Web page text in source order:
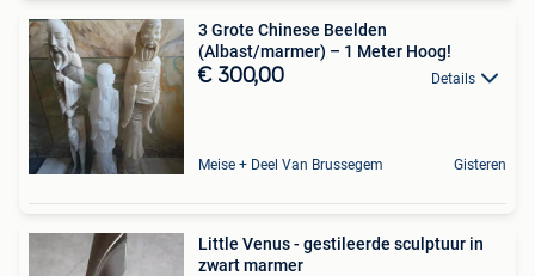
3 Grote Chinese Beelden
(Albast/marmer) – 1 Meter Hoog!
€ 300,00 Details
Meise + Deel Van Brussegem Gisteren
Little Venus - gestileerde sculptuur in
zwart marmer